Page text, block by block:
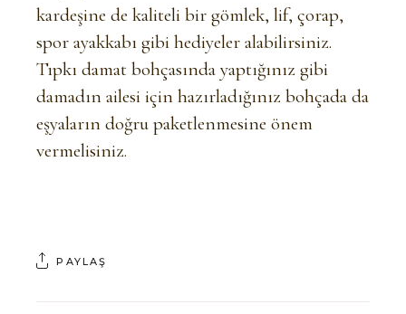
kardeşine de kaliteli bir gömlek, lif, çorap,
spor ayakkabı gibi hediyeler alabilirsiniz.
Tıpkı damat bohçasında yaptığınız gibi
damadın ailesi için hazırladığınız bohçada da
eşyaların doğru paketlenmesine önem
vermelisiniz.
PAYLAŞ